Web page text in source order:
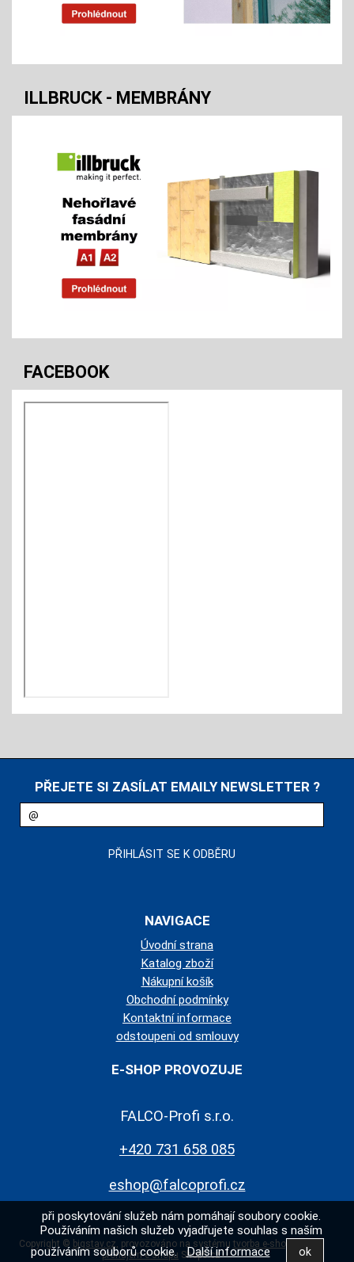
ILLBRUCK - MEMBRÁNY
FACEBOOK
PŘEJETE SI ZASÍLAT EMAILY NEWSLETTER ?
NAVIGACE
Úvodní strana
Katalog zboží
Nákupní košík
Obchodní podmínky
Kontaktní informace
odstoupeni od smlouvy
E-SHOP PROVOZUJE
FALCO-Profi s.r.o.
+420 731 658 085
eshop@falcoprofi.cz
Copyright © bigstav.cz, provozováno na systému tvorba e-shopu
pronájem e-shopu Shop5.cz
při poskytování služeb nám pomáhají soubory cookie.
Používáním našich služeb vyjadřujete souhlas s naším
používáním souborů cookie.Další informace